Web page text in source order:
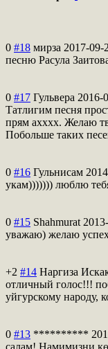
0 #18 мирза 2017-09-
песню Расула
0 #17 Гульвера 2016-
Татлигим песня
прям ахххх. Желаю
Побольше таких
0 #16 Гульнисам
укам))))))) люблю
0 #15 Shahmurat
уважаю) желаю
+2 #14 Наргиза
отличный голос!!!
уйгурскому народу,
0 #13 **********
салам! Намимизни